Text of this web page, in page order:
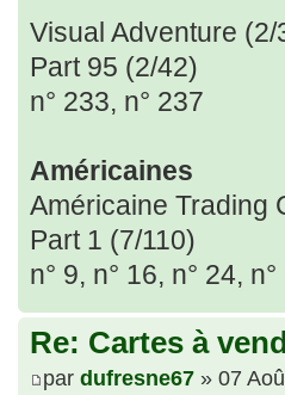
Visual Adventure (2/
Part 95 (2/42)
n° 233, n° 237
Américaines
Américaine Trading
Part 1 (7/110)
n° 9, n° 16, n° 24,
Re: Cartes à
par dufresne67 » 07